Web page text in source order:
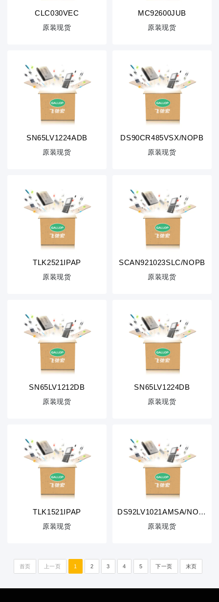
CLC030VEC
原装现货
MC92600JUB
原装现货
SN65LV1224ADB
原装现货
DS90CR485VSX/NOPB
原装现货
TLK2521IPAP
原装现货
SCAN921023SLC/NOPB
原装现货
SN65LV1212DB
原装现货
SN65LV1224DB
原装现货
TLK1521IPAP
原装现货
DS92LV1021AMSA/NOPB
原装现货
首页 上一页 1 2 3 4 5 下一页 末页